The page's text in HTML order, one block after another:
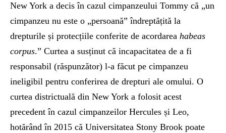
New York a decis în cazul cimpanzeului Tommy că „un
cimpanzeu nu este o „persoană” îndreptățită la
drepturile și protecțiile conferite de acordarea habeas
corpus.” Curtea a susținut că incapacitatea de a fi
responsabil (răspunzător) l-a făcut pe cimpanzeu
ineligibil pentru conferirea de drepturi ale omului. O
curtea districtuală din New York a folosit acest
precedent în cazul cimpanzeilor Hercules și Leo,
hotărând în 2015 că Universitatea Stony Brook poate